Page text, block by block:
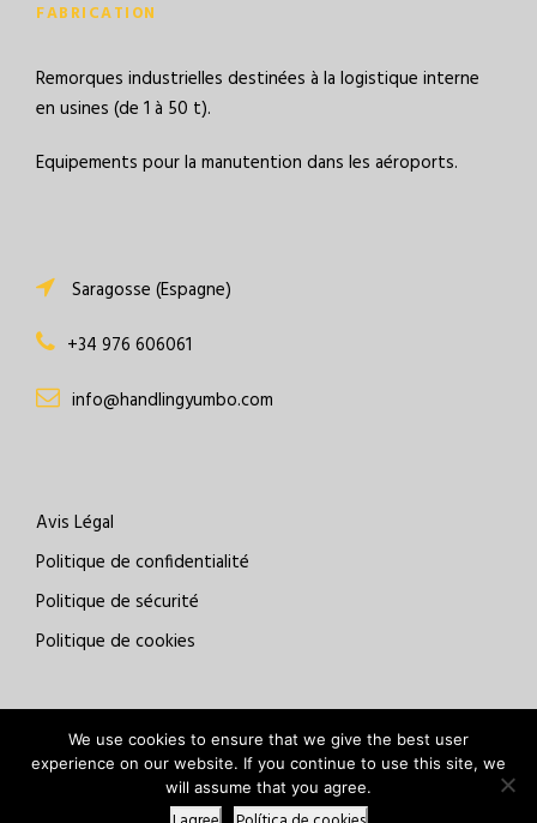
FABRICATION
Remorques industrielles destinées à la logistique interne
en usines (de 1 à 50 t).
Equipements pour la manutention dans les aéroports.
Saragosse (Espagne)
+34 976 606061
info@handlingyumbo.com
Avis Légal
Politique de confidentialité
Politique de sécurité
Politique de cookies
Copyright Batanero
We use cookies to ensure that we give the best user
experience on our website. If you continue to use this site, we
will assume that you agree.